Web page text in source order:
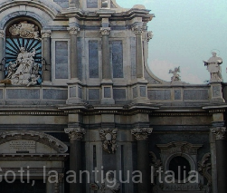
la antigua Italia